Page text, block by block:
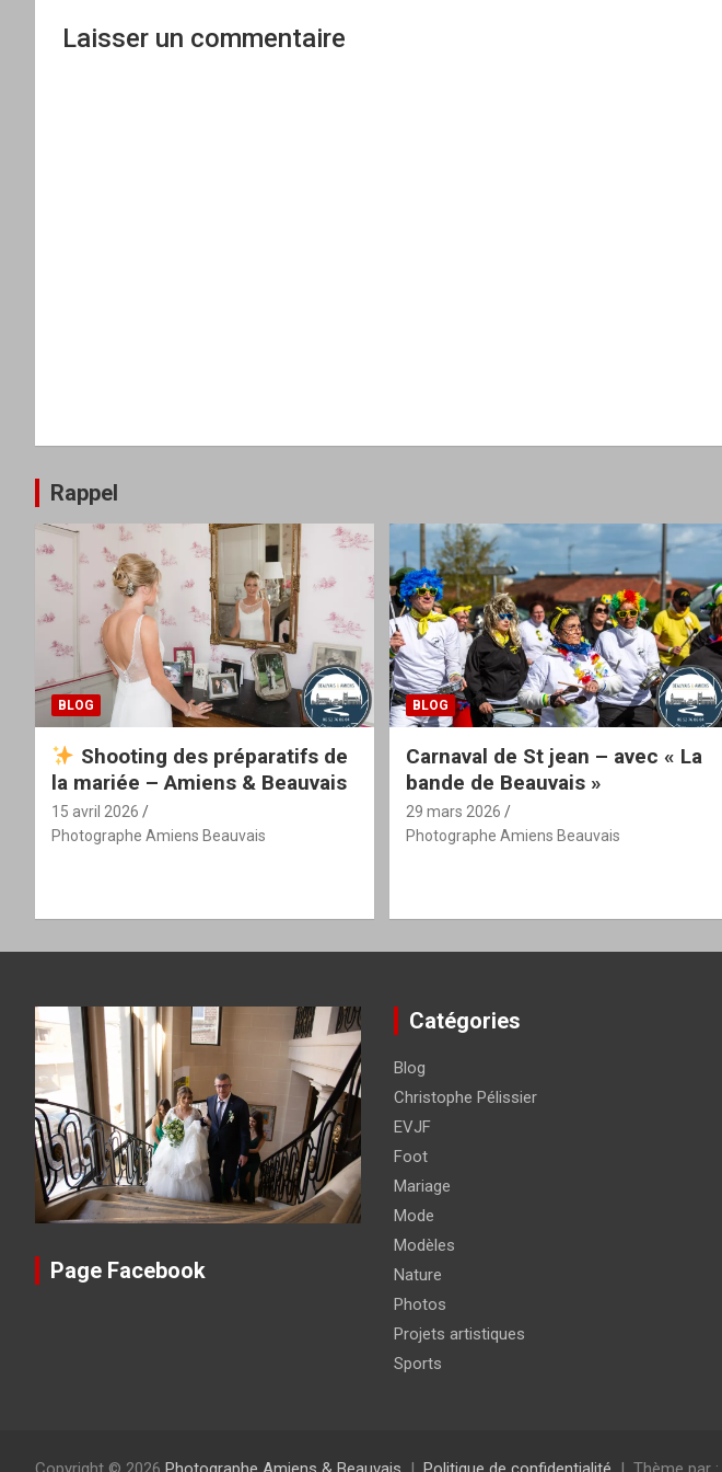
Laisser un commentaire
Rappel
BLOG
Shooting des préparatifs de
la mariée – Amiens & Beauvais
15 avril 2026
Photographe Amiens Beauvais
BLOG
Carnaval de St jean – avec « La
bande de Beauvais »
29 mars 2026
Photographe Amiens Beauvais
Page Facebook
Catégories
Blog
Christophe Pélissier
EVJF
Foot
Mariage
Mode
Modèles
Nature
Photos
Projets artistiques
Sports